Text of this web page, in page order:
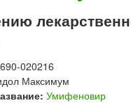
020216
Максимум
Умифеновир